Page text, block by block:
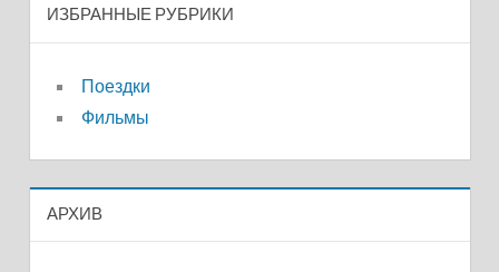
ИЗБРАННЫЕ РУБРИКИ
Поездки
Фильмы
АРХИВ